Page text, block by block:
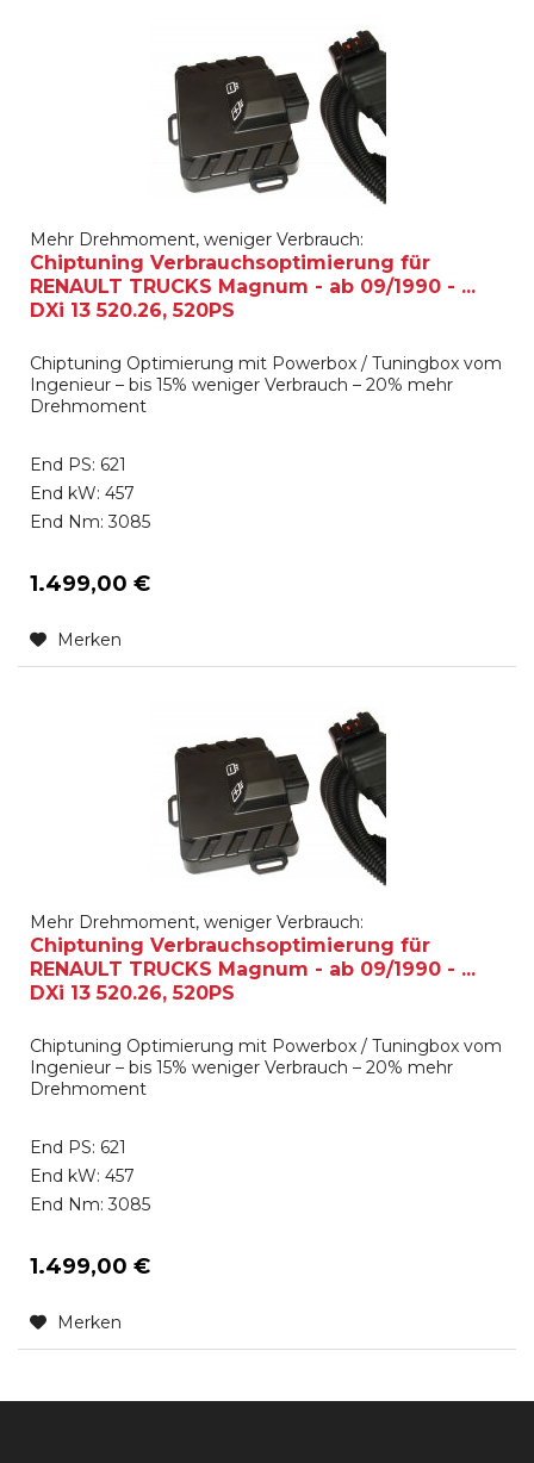
Mehr Drehmoment, weniger Verbrauch:
Chiptuning Verbrauchsoptimierung für
RENAULT TRUCKS Magnum - ab 09/1990 - ...
DXi 13 520.26, 520PS
Chiptuning Optimierung mit Powerbox / Tuningbox vom
Ingenieur – bis 15% weniger Verbrauch – 20% mehr
Drehmoment
End PS: 621
End kW: 457
End Nm: 3085
1.499,00 €
Merken
Mehr Drehmoment, weniger Verbrauch:
Chiptuning Verbrauchsoptimierung für
RENAULT TRUCKS Magnum - ab 09/1990 - ...
DXi 13 520.26, 520PS
Chiptuning Optimierung mit Powerbox / Tuningbox vom
Ingenieur – bis 15% weniger Verbrauch – 20% mehr
Drehmoment
End PS: 621
End kW: 457
End Nm: 3085
1.499,00 €
Merken